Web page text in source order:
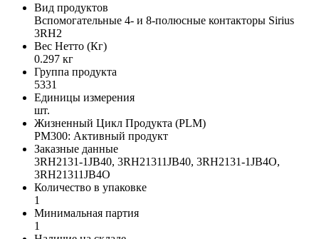
Вид продуктов
Вспомогательные 4- и 8-полюсные контакторы Sirius
3RH2
Вес Нетто (Кг)
0.297 кг
Группа продукта
5331
Единицы измерения
шт.
Жизненный Цикл Продукта (PLM)
PM300: Активный продукт
Заказные данные
3RH2131-1JB40, 3RH21311JB40, 3RH2131-1JB4O,
3RH21311JB4O
Количество в упаковке
1
Минимальная партия
1